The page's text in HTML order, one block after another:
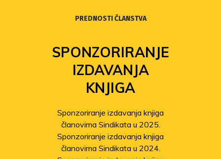
PREDNOSTI ČLANSTVA
SPONZORIRANJE
IZDAVANJA
KNJIGA
Sponzoriranje izdavanja knjiga
članovima Sindikata u 2025.
Sponzoriranje izdavanja knjiga
članovima Sindikata u 2024.